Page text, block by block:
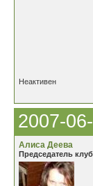
Неактивен
2007-
Алиса Деева
Председатель